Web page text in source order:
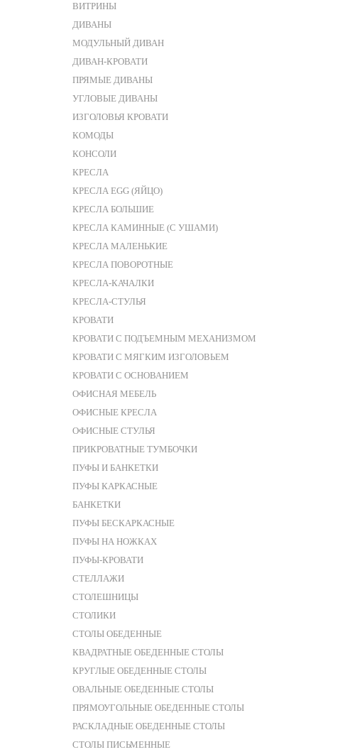
ВИТРИНЫ
ДИВАНЫ
МОДУЛЬНЫЙ ДИВАН
ДИВАН-КРОВАТИ
ПРЯМЫЕ ДИВАНЫ
УГЛОВЫЕ ДИВАНЫ
ИЗГОЛОВЬЯ КРОВАТИ
КОМОДЫ
КОНСОЛИ
КРЕСЛА
КРЕСЛА EGG (ЯЙЦО)
КРЕСЛА БОЛЬШИЕ
КРЕСЛА КАМИННЫЕ (С УШАМИ)
КРЕСЛА МАЛЕНЬКИЕ
КРЕСЛА ПОВОРОТНЫЕ
КРЕСЛА-КАЧАЛКИ
КРЕСЛА-СТУЛЬЯ
КРОВАТИ
КРОВАТИ С ПОДЪЕМНЫМ МЕХАНИЗМОМ
КРОВАТИ С МЯГКИМ ИЗГОЛОВЬЕМ
КРОВАТИ С ОСНОВАНИЕМ
ОФИСНАЯ МЕБЕЛЬ
ОФИСНЫЕ КРЕСЛА
ОФИСНЫЕ СТУЛЬЯ
ПРИКРОВАТНЫЕ ТУМБОЧКИ
ПУФЫ И БАНКЕТКИ
ПУФЫ КАРКАСНЫЕ
БАНКЕТКИ
ПУФЫ БЕСКАРКАСНЫЕ
ПУФЫ НА НОЖКАХ
ПУФЫ-КРОВАТИ
СТЕЛЛАЖИ
СТОЛЕШНИЦЫ
СТОЛИКИ
СТОЛЫ ОБЕДЕННЫЕ
КВАДРАТНЫЕ ОБЕДЕННЫЕ СТОЛЫ
КРУГЛЫЕ ОБЕДЕННЫЕ СТОЛЫ
ОВАЛЬНЫЕ ОБЕДЕННЫЕ СТОЛЫ
ПРЯМОУГОЛЬНЫЕ ОБЕДЕННЫЕ СТОЛЫ
РАСКЛАДНЫЕ ОБЕДЕННЫЕ СТОЛЫ
СТОЛЫ ПИСЬМЕННЫЕ